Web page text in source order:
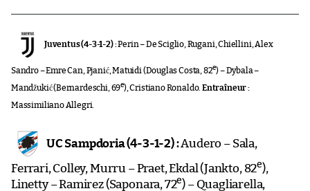
Juventus (4-3-1-2) :Perin – De Sciglio, Rugani, Chiellini, Alex
Sandro – Emre Can, Pjanić, Matuidi (Douglas Costa, 82e) – Dybala –
Mandžukić (Bernardeschi, 69e), Cristiano Ronaldo.Entraîneur :
Massimiliano Allegri.
UC Sampdoria (4-3-1-2) :Audero – Sala,
Ferrari, Colley, Murru – Praet, Ekdal (Jankto, 82e),
Linetty – Ramirez (Saponara, 72e) – Quagliarella,